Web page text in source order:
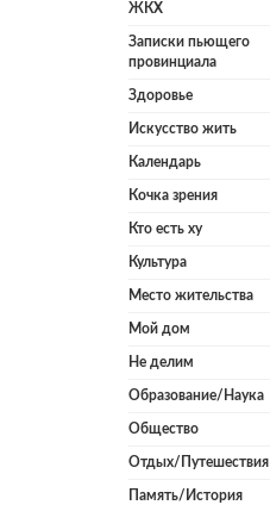
ЖКХ
Записки пьющего
провинциала
Здоровье
Искусство жить
Календарь
Кочка зрения
Кто есть ху
Культура
Место жительства
Мой дом
Не делим
Образование/Наука
Общество
Отдых/Путешествия
Память/История